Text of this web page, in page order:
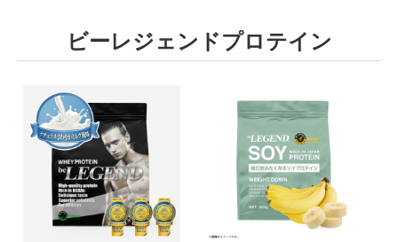
ビーレジェンドプロテイン